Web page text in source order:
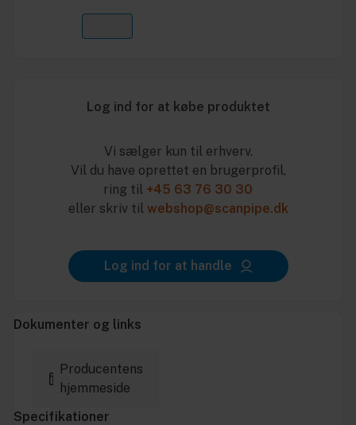
Log ind for at købe produktet
Vi sælger kun til erhverv.
Vil du have oprettet en brugerprofil,
ring til +45 63 76 30 30
eller skriv til webshop@scanpipe.dk
Log ind for at handle
Dokumenter og links
Producentens
hjemmeside
Specifikationer